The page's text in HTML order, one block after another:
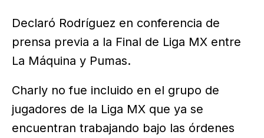
Declaró Rodríguez en conferencia de
prensa previa a la Final de Liga MX entre
La Máquina y Pumas.
Charly no fue incluido en el grupo de
jugadores de la Liga MX que ya se
encuentran trabajando bajo las órdenes